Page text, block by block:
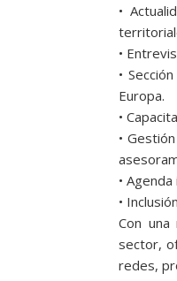
•
•
•
Europa.
•
•
•
•
Con
sector,
redes,